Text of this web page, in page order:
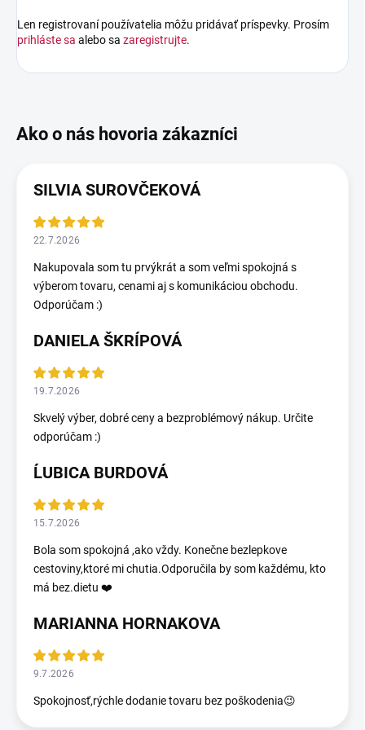
Len registrovaní používatelia môžu pridávať príspevky. Prosím
prihláste sa alebo sa zaregistrujte.
SILVIA SUROVČEKOVÁ
22.7.2026
Nakupovala som tu prvýkrát a som veľmi spokojná s
výberom tovaru, cenami aj s komunikáciou obchodu.
Odporúčam :)
DANIELA ŠKRÍPOVÁ
19.7.2026
Skvelý výber, dobré ceny a bezproblémový nákup. Určite
odporúčam :)
ĹUBICA BURDOVÁ
15.7.2026
Bola som spokojná ,ako vždy. Konečne bezlepkove
cestoviny,ktoré mi chutia.Odporučila by som každému, kto
má bez.dietu ❤️
MARIANNA HORNAKOVA
9.7.2026
Spokojnosť,rýchle dodanie tovaru bez poškodenia😉